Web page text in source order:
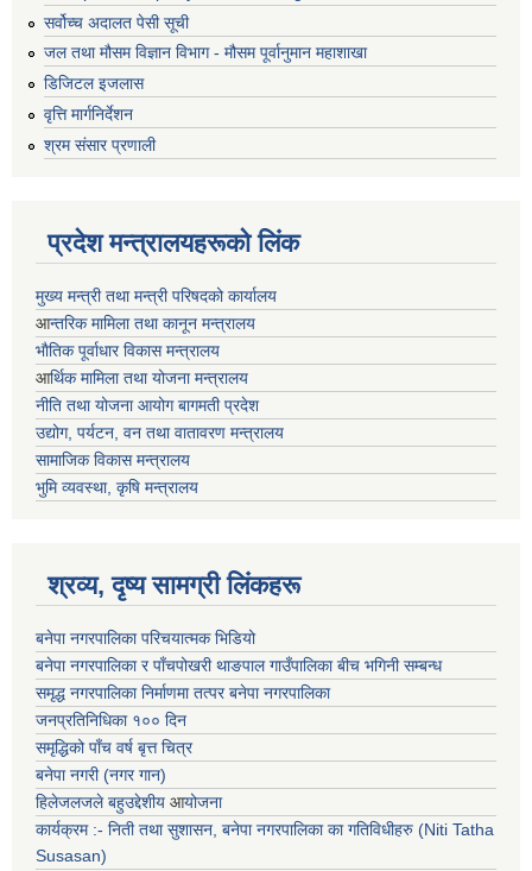
सर्वोच्च अदालत पेसी सूची
जल तथा मौसम विज्ञान विभाग - मौसम पूर्वानुमान महाशाखा
डिजिटल इजलास
वृत्ति मार्गनिर्देशन
श्रम संसार प्रणाली
प्रदेश मन्त्रालयहरूको लिंक
मुख्य मन्त्री तथा मन्त्री परिषदको कार्यालय
आन्तरिक मामिला तथा कानून मन्त्रालय
भाैतिक पूर्वाधार विकास मन्त्रालय
आर्थिक मामिला तथा योजना मन्त्रालय
नीति तथा योजना आयोग बागमती प्रदेश
उद्योग, पर्यटन, वन तथा वातावरण मन्त्रालय
सामाजिक विकास मन्त्रालय
भुमि व्यवस्था, कृषि मन्त्रालय
श्रव्य, दृष्य सामग्री लिंकहरू
बनेपा नगरपालिका परिचयात्मक भिडियो
बनेपा नगरपालिका र पाँचपोखरी थाङपाल गाउँपालिका बीच भगिनी सम्बन्ध
समृद्ध नगरपालिका निर्माणमा तत्पर बनेपा नगरपालिका
जनप्रतिनिधिका १०० दिन
समृद्धिको पाँच वर्ष बृत्त चित्र
बनेपा नगरी (नगर गान)
हिलेजलजले बहुउद्देशीय आयोजना
कार्यक्रम :- निती तथा सुशासन, बनेपा नगरपालिका का गतिविधीहरु (Niti Tatha
Susasan)